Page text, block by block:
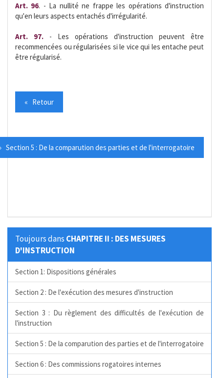
Art. 96. - La nullité ne frappe les opérations d'instruction
qu'en leurs aspects entachés d'irrégularité.
Art. 97. - Les opérations d'instruction peuvent être
recommencées ou régularisées si le vice qui les entache peut
être régularisé.
« Retour
Section 5 : De la comparution des parties et de l'interrogatoire
Toujours dans CHAPITRE II : DES MESURES
D'INSTRUCTION
Section 1: Dispositions générales
Section 2 : De l'exécution des mesures d'instruction
Section 3 : Du règlement des difficultés de l'exécution de
l'instruction
Section 5 : De la comparution des parties et de l'interrogatoire
Section 6 : Des commissions rogatoires internes